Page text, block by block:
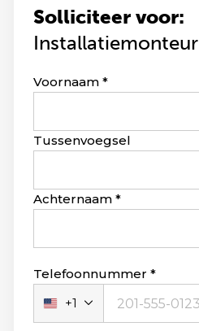
Solliciteer voor:
Leave
blank
Voornaam
Tussenvoegsel
Achternaam
Telefoonnummer
Verenigde
Staten
+1